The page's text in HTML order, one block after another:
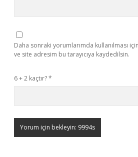
Daha sonraki yorumlarımda kullanılması
ve site adresim bu tarayıcıya kaydedilsin.
6 + 2 kaçtır?*